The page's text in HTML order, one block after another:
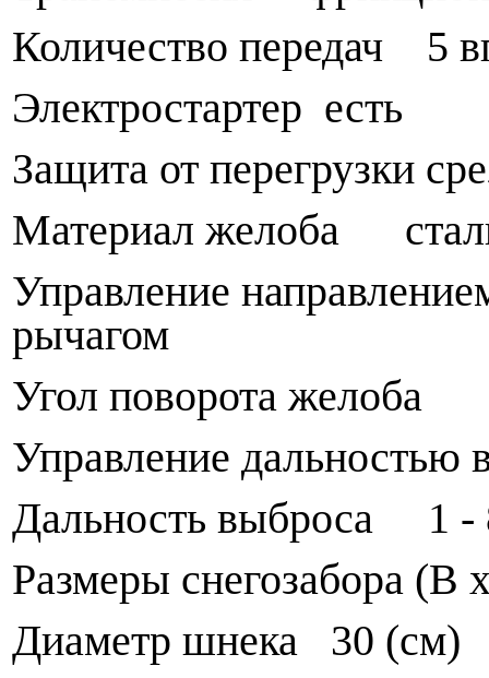
Количество передач 5
Электростартер есть
Защита от перегрузки
Материал желоба
Управление
рычагом
Угол поворота желоба
Управление дальностью
Дальность выброса 1 -
Размеры снегозабора
Диаметр шнека 30 (см)